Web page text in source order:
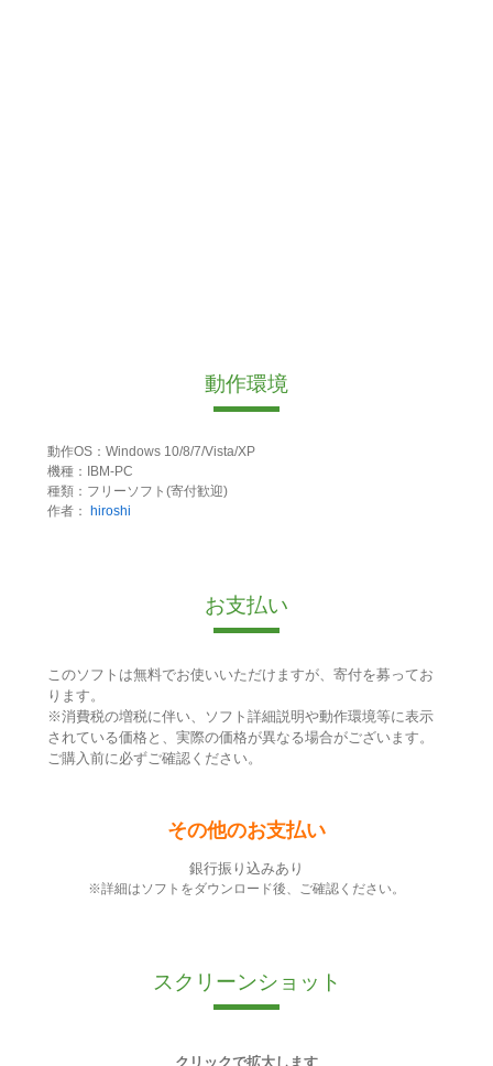
動作環境
動作OS：Windows 10/8/7/Vista/XP
機種：IBM-PC
種類：フリーソフト(寄付歓迎)
作者：
hiroshi
お支払い
このソフトは無料でお使いいただけますが、寄付を募ってお
ります。
※消費税の増税に伴い、ソフト詳細説明や動作環境等に表示
されている価格と、実際の価格が異なる場合がございます。
ご購入前に必ずご確認ください。
その他のお支払い
銀行振り込みあり
※詳細はソフトをダウンロード後、ご確認ください。
スクリーンショット